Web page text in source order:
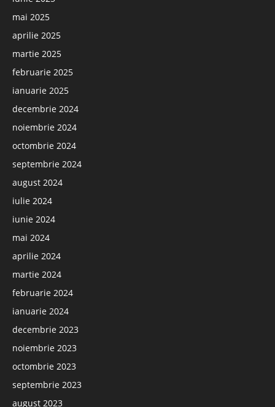
mai 2025
aprilie 2025
martie 2025
februarie 2025
ianuarie 2025
decembrie 2024
noiembrie 2024
octombrie 2024
septembrie 2024
august 2024
iulie 2024
iunie 2024
mai 2024
aprilie 2024
martie 2024
februarie 2024
ianuarie 2024
decembrie 2023
noiembrie 2023
octombrie 2023
septembrie 2023
august 2023